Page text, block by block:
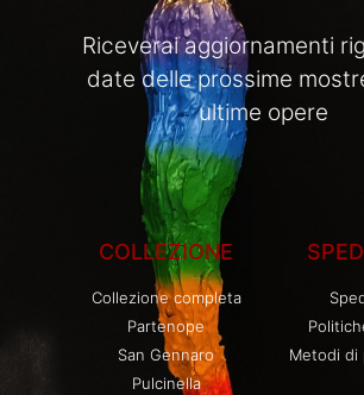
Riceverai aggiornamenti
date delle prossime
ultime opere
COLLEZIONE
Collezione completa
Partenope
San Gennaro
Pulcinella
Metodi di